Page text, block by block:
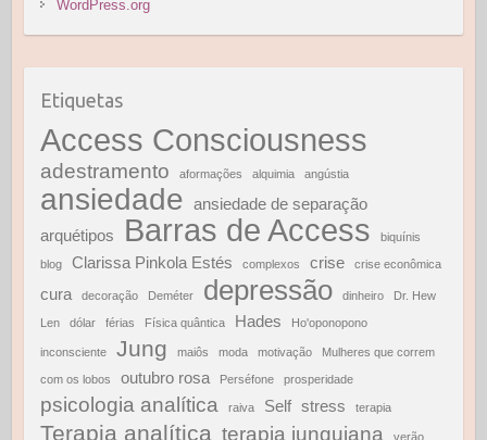
WordPress.org
Etiquetas
Access Consciousness
adestramento aformações alquimia angústia
ansiedade ansiedade de separação
arquétipos
Barras de Access biquínis
blog Clarissa Pinkola Estés complexos crise crise econômica
cura decoração Deméter depressão dinheiro Dr. Hew
Len dólar férias Física quântica Hades Ho'oponopono
inconsciente Jung maiôs moda motivação Mulheres que correm
com os lobos outubro rosa Perséfone prosperidade
psicologia analítica raiva Self stress terapia
Terapia analítica terapia junguiana verão